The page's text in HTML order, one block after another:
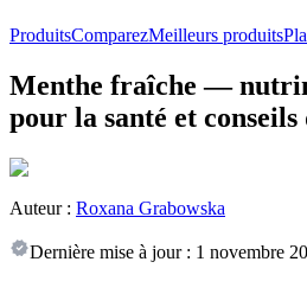
ProduitsComparezMeilleurs produits
Menthe fraîche —
pour la santé et
Auteur : Roxana Grabowska
Dernière mise à jour : 1 novembre